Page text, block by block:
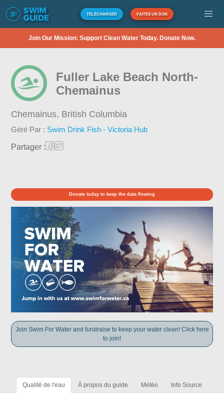
TÉLÉCHARGER FAITES UN DON
Join Our Mission: Support Clean Water Today. Donate Now.
Fuller Lake Beach North-
Chemainus
Chemainus, British Columbia
Géré Par : Swim Drink Fish - Victoria Hub
Partager :
Donate today to keep the data flowing
Join Swim For Water and fundraise to keep your water clean! Click here
to join!
Qualité de l'eau À propos du guide Météo Info Source